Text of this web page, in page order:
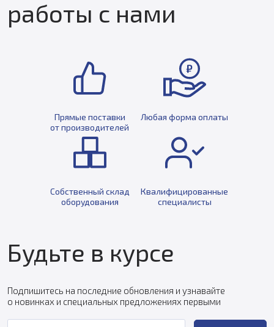
работы с нами
Прямые поставки
от производителей
Любая форма оплаты
Собственный склад
оборудования
Квалифицированные
специалисты
Будьте в курсе
Подпишитесь на последние обновления и узнавайте
о новинках и специальных предложениях первыми